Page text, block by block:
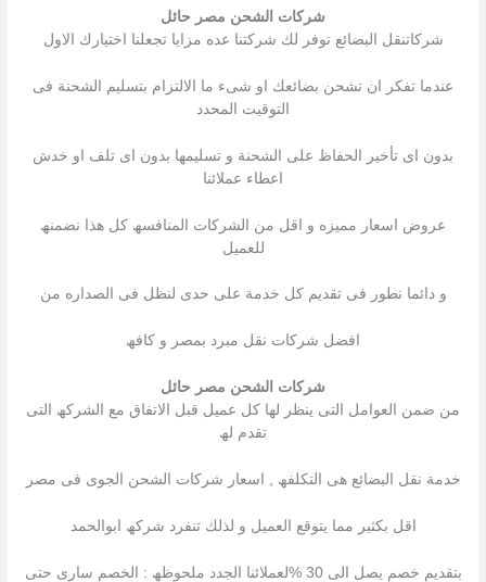
شركات الشحن مصر حائل
شركاتنقل البضائع توفر لك شركتنا عده مزایا تجعلنا اختیارك الاول
عندما تفكر ان تشحن بضائعك او شىء ما الالتزام بتسلیم الشحنة فى
التوقیت المحدد
بدون اى تأخیر الحفاظ على الشحنة و تسلیمھا بدون اى تلف او خدش
اعطاء عملائنا
عروض اسعار ممیزه و اقل من الشركات المنافسھ كل ھذا نضمنھ
للعمیل
و دائما نطور فى تقدیم كل خدمة على حدى لنظل فى الصداره من
افضل شركات نقل مبرد بمصر و كافھ
شركات الشحن مصر حائل
من ضمن العوامل التى ینظر لھا كل عمیل قبل الاتفاق مع الشركھ التى
تقدم لھ
خدمة نقل البضائع ھى التكلفھ , اسعار شركات الشحن الجوى فى مصر
اقل بكثیر مما یتوقع العمیل و لذلك تنفرد شركھ ابوالحمد
بتقدیم خصم یصل الى 30 %لعملائنا الجدد ملحوظھ : الخصم سارى حتى